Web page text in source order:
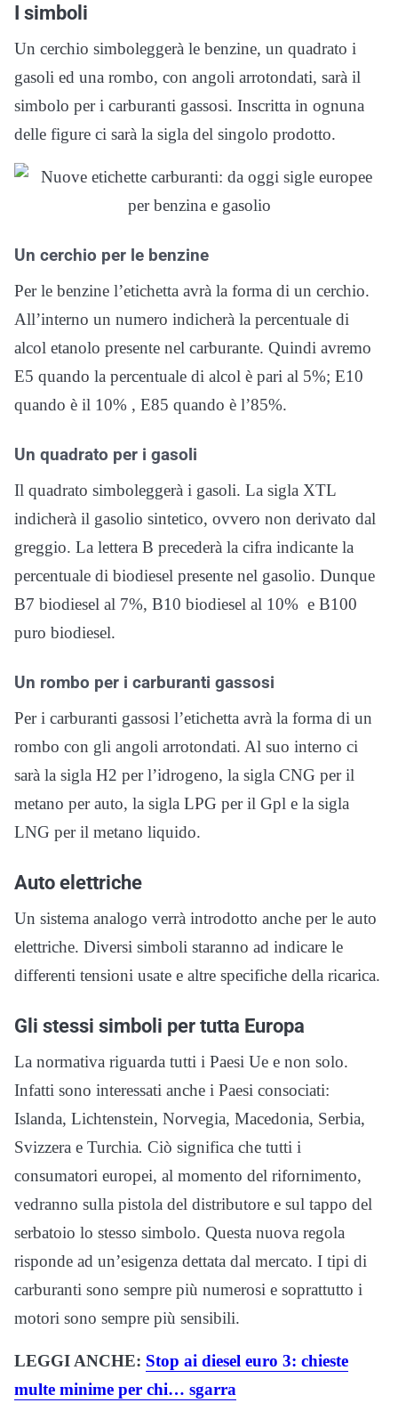
I simboli
Un cerchio simboleggerà le benzine, un quadrato i
gasoli ed una rombo, con angoli arrotondati, sarà il
simbolo per i carburanti gassosi. Inscritta in ognuna
delle figure ci sarà la sigla del singolo prodotto.
Un cerchio per le benzine
Per le benzine l’etichetta avrà la forma di un cerchio.
All’interno un numero indicherà la percentuale di
alcol etanolo presente nel carburante. Quindi avremo
E5 quando la percentuale di alcol è pari al 5%; E10
quando è il 10% , E85 quando è l’85%.
Un quadrato per i gasoli
Il quadrato simboleggerà i gasoli. La sigla XTL
indicherà il gasolio sintetico, ovvero non derivato dal
greggio. La lettera B precederà la cifra indicante la
percentuale di biodiesel presente nel gasolio. Dunque
B7 biodiesel al 7%, B10 biodiesel al 10% e B100
puro biodiesel.
Un rombo per i carburanti gassosi
Per i carburanti gassosi l’etichetta avrà la forma di un
rombo con gli angoli arrotondati. Al suo interno ci
sarà la sigla H2 per l’idrogeno, la sigla CNG per il
metano per auto, la sigla LPG per il Gpl e la sigla
LNG per il metano liquido.
Auto elettriche
Un sistema analogo verrà introdotto anche per le auto
elettriche. Diversi simboli staranno ad indicare le
differenti tensioni usate e altre specifiche della ricarica.
Gli stessi simboli per tutta Europa
La normativa riguarda tutti i Paesi Ue e non solo.
Infatti sono interessati anche i Paesi consociati:
Islanda, Lichtenstein, Norvegia, Macedonia, Serbia,
Svizzera e Turchia. Ciò significa che tutti i
consumatori europei, al momento del rifornimento,
vedranno sulla pistola del distributore e sul tappo del
serbatoio lo stesso simbolo. Questa nuova regola
risponde ad un’esigenza dettata dal mercato. I tipi di
carburanti sono sempre più numerosi e soprattutto i
motori sono sempre più sensibili.
LEGGI ANCHE: Stop ai diesel euro 3: chieste
multe minime per chi… sgarra